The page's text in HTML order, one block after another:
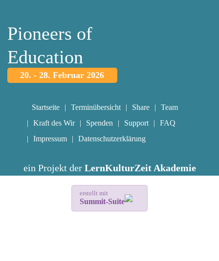
Pioneers of
Education
20. - 28. Februar 2026
Startseite Terminübersicht Share
Team
Kraft des Wir
Spenden Support
FAQ
Impressum
Datenschutzerklärung
ein Projekt der LernKulturZeit Akademie
erstellt mit
Summit-Suite